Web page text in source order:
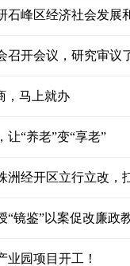
石峰区经济社会发展
召开会议，研究审议
，马上就办
让“养老”变“享老”
洲经开区立行立改，
“镜鉴”以案促改廉政
业园项目开工！